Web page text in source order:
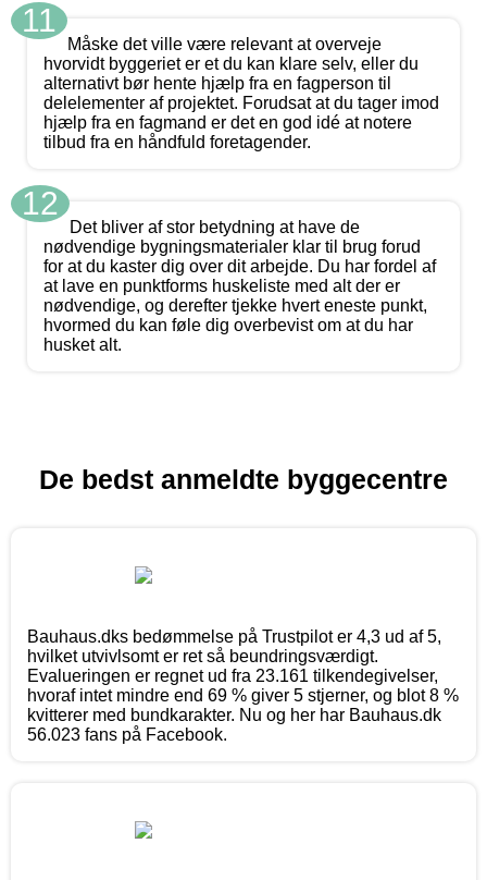
11
Måske det ville være relevant at overveje
hvorvidt byggeriet er et du kan klare selv, eller du
alternativt bør hente hjælp fra en fagperson til
delelementer af projektet. Forudsat at du tager imod
hjælp fra en fagmand er det en god idé at notere
tilbud fra en håndfuld foretagender.
12
Det bliver af stor betydning at have de
nødvendige bygningsmaterialer klar til brug forud
for at du kaster dig over dit arbejde. Du har fordel af
at lave en punktforms huskeliste med alt der er
nødvendige, og derefter tjekke hvert eneste punkt,
hvormed du kan føle dig overbevist om at du har
husket alt.
De bedst anmeldte byggecentre
Bauhaus.dks bedømmelse på Trustpilot er 4,3 ud af 5,
hvilket utvivlsomt er ret så beundringsværdigt.
Evalueringen er regnet ud fra 23.161 tilkendegivelser,
hvoraf intet mindre end 69 % giver 5 stjerner, og blot 8 %
kvitterer med bundkarakter. Nu og her har Bauhaus.dk
56.023 fans på Facebook.